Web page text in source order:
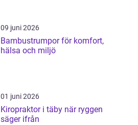
09 juni 2026
Bambustrumpor för komfort,
hälsa och miljö
01 juni 2026
Kiropraktor i täby när ryggen
säger ifrån